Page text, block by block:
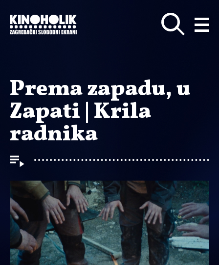
glavni
sadržaj
Prema zapadu, u
Zapati | Krila
radnika